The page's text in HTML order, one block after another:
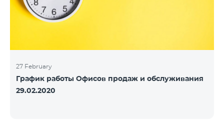
27 February
График работы Офисов продаж и обслуживания
29.02.2020